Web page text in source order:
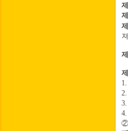
제
제
제
제
제
1.
2.
3.
4.
②